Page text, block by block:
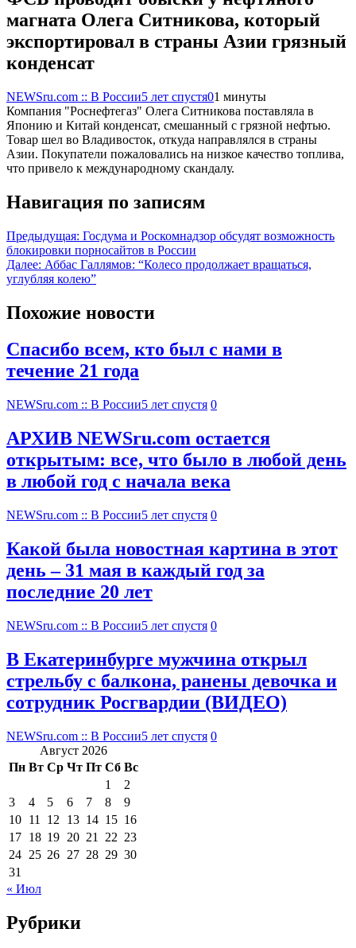
магната Олега Ситникова, который
экспортировал в страны Азии грязный
конденсат
NEWSru.com :: В России5 лет спустя01 минуты
Компания "Роснефтегаз" Олега Ситникова поставляла в
Японию и Китай конденсат, смешанный с грязной нефтью.
Товар шел во Владивосток, откуда направлялся в страны
Азии. Покупатели пожаловались на низкое качество топлива,
что привело к международному скандалу.
Навигация по записям
Предыдущая: Госдума и Роскомнадзор обсудят возможность
блокировки порносайтов в России
Далее: Аббас Галлямов: “Колесо продолжает вращаться,
углубляя колею”
Похожие новости
Спасибо всем, кто был с нами в
течение 21 года
NEWSru.com :: В России5 лет спустя 0
АРХИВ NEWSru.com остается
открытым: все, что было в любой день
в любой год с начала века
NEWSru.com :: В России5 лет спустя 0
Какой была новостная картина в этот
день – 31 мая в каждый год за
последние 20 лет
NEWSru.com :: В России5 лет спустя 0
В Екатеринбурге мужчина открыл
стрельбу с балкона, ранены девочка и
сотрудник Росгвардии (ВИДЕО)
NEWSru.com :: В России5 лет спустя 0
Август 2026
Пн Вт Ср Чт Пт Сб Вс
1
2
3
4 5 6 7 8
9
10 11 12 13 14 15 16
17 18 19 20 21 22 23
24 25 26 27 28 29 30
31
« Июл
Рубрики